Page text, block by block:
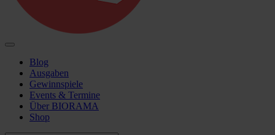
Blog
Ausgaben
Gewinnspiele
Events & Termine
Über BIORAMA
Shop